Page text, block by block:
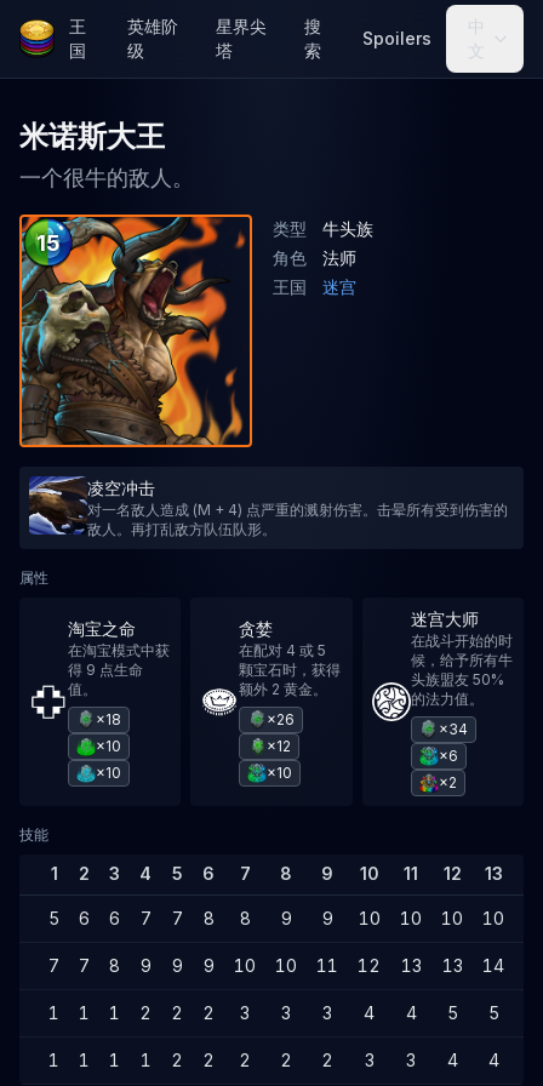
王
国
英雄阶
级
星界尖
塔
搜
索
Spoilers
中
文
米诺斯大王
一个很牛的敌人。
15
类型
牛头族
角色
法师
王国
迷宫
凌空冲击
对一名敌人造成 (M + 4) 点严重的溅射伤害。击晕所有受到伤害的
敌人。再打乱敌方队伍队形。
属性
淘宝之命
在淘宝模式中获
得 9 点生命
值。
×18
×10
×10
贪婪
在配对 4 或 5
颗宝石时，获得
额外 2 黄金。
×26
×12
×10
迷宫大师
在战斗开始的时
候，给予所有牛
头族盟友 50%
的法力值。
×34
×6
×2
技能
1 2 3 4 5 6 7 8 9 10 11 12 13
5 6 6 7 7 8 8 9 9 10 10 10 10
7 7 8 9 9 9 10 10 11 12 13 13 14
1 1 1 2 2 2 3 3 3 4 4 5 5
1 1 1 1 2 2 2 2 2 3 3 4 4